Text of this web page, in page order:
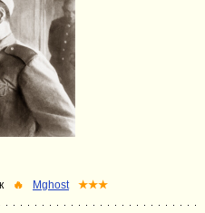
🔥 Mghost ★★★